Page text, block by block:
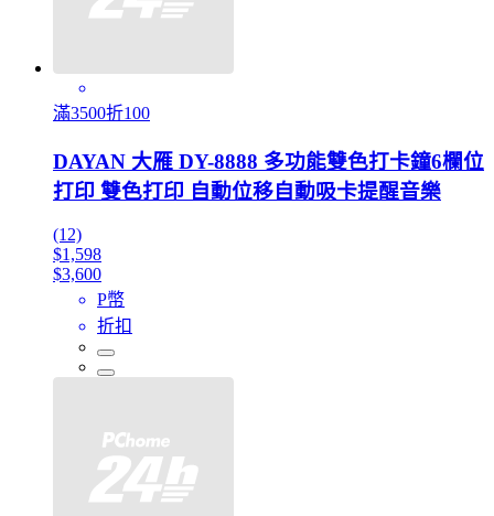
滿3500折100
DAYAN 大雁 DY-8888 多功能雙色打卡鐘6欄位
打印 雙色打印 自動位移自動吸卡提醒音樂
(12)
$1,598
$3,600
P幣
折扣